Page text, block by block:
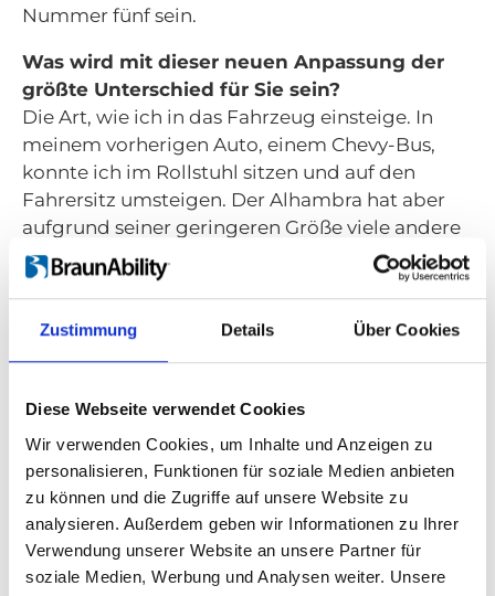
Zustimmung Details Über Cookies
Diese Webseite verwendet Cookies
Wir verwenden Cookies, um Inhalte und Anzeigen zu
personalisieren, Funktionen für soziale Medien anbieten
zu können und die Zugriffe auf unsere Website zu
analysieren. Außerdem geben wir Informationen zu Ihrer
Verwendung unserer Website an unsere Partner für
soziale Medien, Werbung und Analysen weiter. Unsere
Nummer fünf sein.
Was wird mit dieser neuen Anpassung der
größte Unterschied für Sie sein?
Die Art, wie ich in das Fahrzeug einsteige. In
meinem vorherigen Auto, einem Chevy-Bus,
konnte ich im Rollstuhl sitzen und auf den
Fahrersitz umsteigen. Der Alhambra hat aber
aufgrund seiner geringeren Größe viele andere
Vorteile.
Wenn Sie die freie Wahl hätten: Wo würden
Sie mit Ihrem angepassten Fahrzeug gerne
hinfahren?
um dort ein wenig herumzufahren und die
Landschaft zu genießen. Ich war schon einmal
da und weiß deshalb, wie schön die
Landschaften dort sind.
Wenn ich mich daran sattgesehen habe, geht es
weiter nach Frankreich. Dort mache ich
vielleicht einen Zwischenstopp in einer Stadt